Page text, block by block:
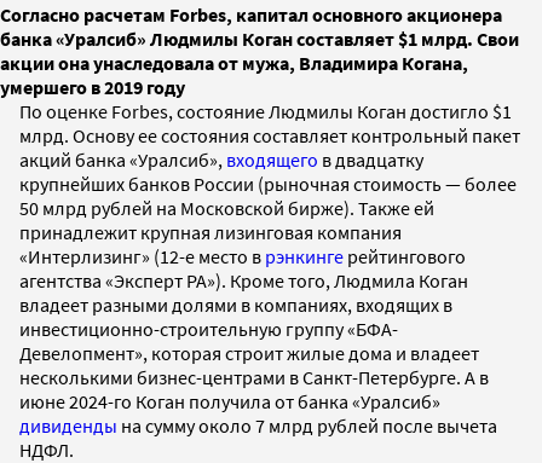
Согласно расчетам Forbes, капитал основного акционера
банка «Уралсиб» Людмилы Коган составляет $1 млрд. Свои
акции она унаследовала от мужа, Владимира Когана,
умершего в 2019 году
По оценке Forbes, состояние Людмилы Коган достигло $1
млрд. Основу ее состояния составляет контрольный пакет
акций банка «Уралсиб», входящего в двадцатку
крупнейших банков России (рыночная стоимость — более
50 млрд рублей на Московской бирже). Также ей
принадлежит крупная лизинговая компания
«Интерлизинг» (12-е место в рэнкинге рейтингового
агентства «Эксперт РА»). Кроме того, Людмила Коган
владеет разными долями в компаниях, входящих в
инвестиционно-строительную группу «БФА-
Девелопмент», которая строит жилые дома и владеет
несколькими бизнес-центрами в Санкт-Петербурге. А в
июне 2024-го Коган получила от банка «Уралсиб»
дивиденды на сумму около 7 млрд рублей после вычета
НДФЛ.